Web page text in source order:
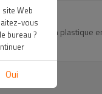
-24'' IPS)
et raccords en plastique
site Web
vous
bureau ?
Oui